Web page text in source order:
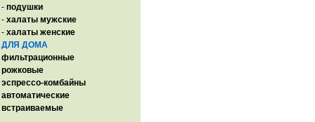
- подушки
- халаты мужские
- халаты женские
ДЛЯ ДОМА
фильтрационные
рожковые
эспрессо-комбайны
автоматические
встраиваемые